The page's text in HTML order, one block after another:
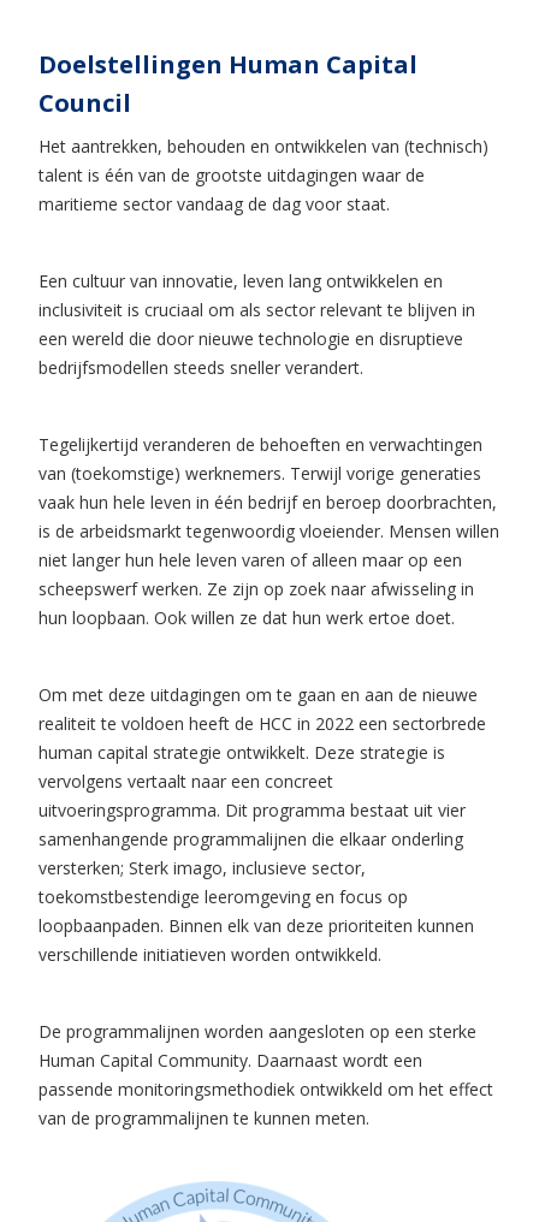
Doelstellingen Human Capital
Council
Het aantrekken, behouden en ontwikkelen van (technisch)
talent is één van de grootste uitdagingen waar de
maritieme sector vandaag de dag voor staat.
Een cultuur van innovatie, leven lang ontwikkelen en
inclusiviteit is cruciaal om als sector relevant te blijven in
een wereld die door nieuwe technologie en disruptieve
bedrijfsmodellen steeds sneller verandert.
Tegelijkertijd veranderen de behoeften en verwachtingen
van (toekomstige) werknemers. Terwijl vorige generaties
vaak hun hele leven in één bedrijf en beroep doorbrachten,
is de arbeidsmarkt tegenwoordig vloeiender. Mensen willen
niet langer hun hele leven varen of alleen maar op een
scheepswerf werken. Ze zijn op zoek naar afwisseling in
hun loopbaan. Ook willen ze dat hun werk ertoe doet.
Om met deze uitdagingen om te gaan en aan de nieuwe
realiteit te voldoen heeft de HCC in 2022 een sectorbrede
human capital strategie ontwikkelt. Deze strategie is
vervolgens vertaalt naar een concreet
uitvoeringsprogramma. Dit programma bestaat uit vier
samenhangende programmalijnen die elkaar onderling
versterken; Sterk imago, inclusieve sector,
toekomstbestendige leeromgeving en focus op
loopbaanpaden. Binnen elk van deze prioriteiten kunnen
verschillende initiatieven worden ontwikkeld.
De programmalijnen worden aangesloten op een sterke
Human Capital Community. Daarnaast wordt een
passende monitoringsmethodiek ontwikkeld om het effect
van de programmalijnen te kunnen meten.